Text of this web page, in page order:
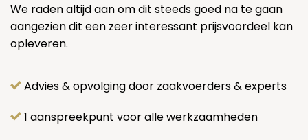
We raden altijd aan om dit steeds goed na te gaan
aangezien dit een zeer interessant prijsvoordeel kan
opleveren.
Advies & opvolging door zaakvoerders & experts
1 aanspreekpunt voor alle werkzaamheden